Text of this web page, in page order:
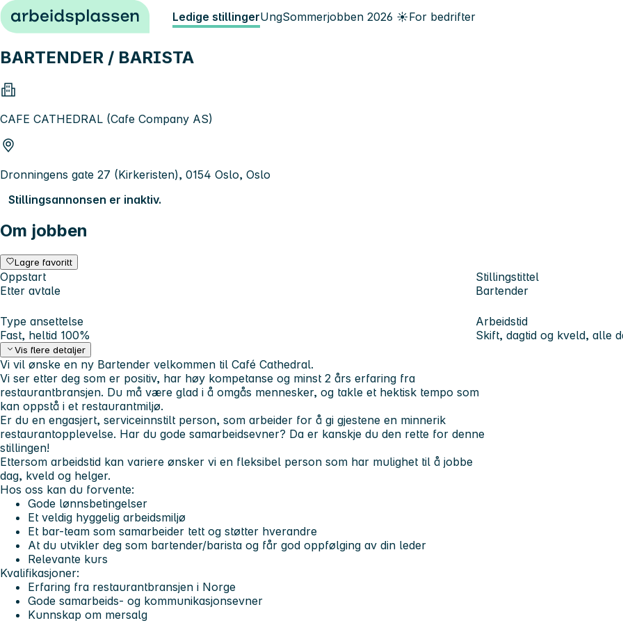
Hopp til innhold Ledige stillingerUngSommerjobben 2026 ☀️For bedrifter
BARTENDER / BARISTA
CAFE CATHEDRAL (Cafe Company AS)
Dronningens gate 27 (Kirkeristen), 0154 Oslo, Oslo
Stillingsannonsen er inaktiv.
Om jobben
Lagre favoritt
Oppstart
Etter avtale
Stillingstittel
Bartender
Type ansettelse
Fast, heltid 100%
Arbeidstid
Skift, dagtid og kveld, alle
Vis flere detaljer
Vi vil ønske en ny Bartender velkommen til Café Cathedral.
Vi ser etter deg som er positiv, har høy kompetanse og minst 2 års erfaring fra
restaurantbransjen. Du må være glad i å omgås mennesker, og takle et hektisk tempo som
kan oppstå i et restaurantmiljø.
Er du en engasjert, serviceinnstilt person, som arbeider for å gi gjestene en minnerik
restaurantopplevelse. Har du gode samarbeidsevner? Da er kanskje du den rette for denne
stillingen!
Ettersom arbeidstid kan variere ønsker vi en fleksibel person som har mulighet til å jobbe
dag, kveld og helger.
Hos oss kan du forvente:
Gode lønnsbetingelser
Et veldig hyggelig arbeidsmiljø
Et bar-team som samarbeider tett og støtter hverandre
At du utvikler deg som bartender/barista og får god oppfølging av din leder
Relevante kurs
Kvalifikasjoner:
Erfaring fra restaurantbransjen i Norge
Gode samarbeids- og kommunikasjonsevner
Kunnskap om mersalg